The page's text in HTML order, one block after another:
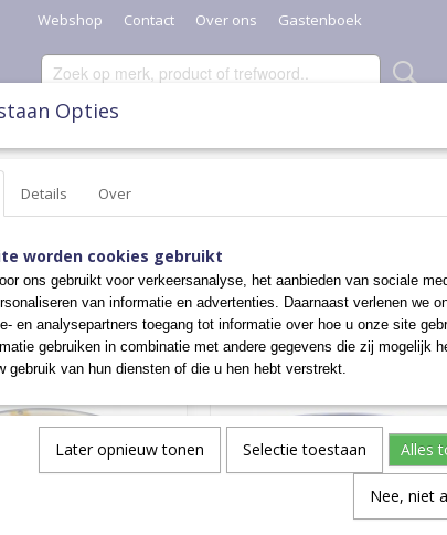
Webshop Contact Over ons Gastenboek
Opties
Details Over
worden cookies gebruikt
ons gebruikt voor verkeersanalyse, het aanbieden van sociale
van informatie en advertenties. Daarnaast verlenen we
en analysepartners toegang tot informatie over hoe u onze site
gebruiken in combinatie met andere gegevens die zij mogelijk
gebruik van hun diensten of die u hen hebt verstrekt.
Later opnieuw tonen Selectie toestaan Alles
Nee, niet